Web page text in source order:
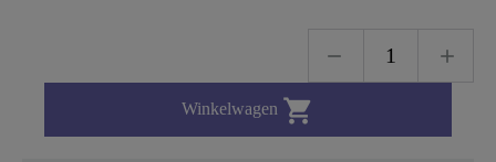
Winkelwagen 